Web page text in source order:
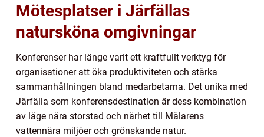
Mötesplatser i Järfällas
natursköna omgivningar
Konferenser har länge varit ett kraftfullt verktyg för
organisationer att öka produktiviteten och stärka
sammanhållningen bland medarbetarna. Det unika med
Järfälla som konferensdestination är dess kombination
av läge nära storstad och närhet till Mälarens
vattennära miljöer och grönskande natur.